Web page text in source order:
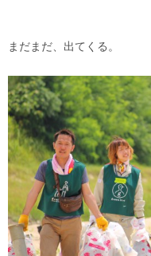
まだまだ、出てくる。